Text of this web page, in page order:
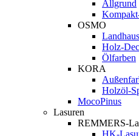
Allgrund
OSMO
Holz-
Ölfarben
KORA
Holzöl-
MocoPinus
Lasuren
REMMERS-
HK-